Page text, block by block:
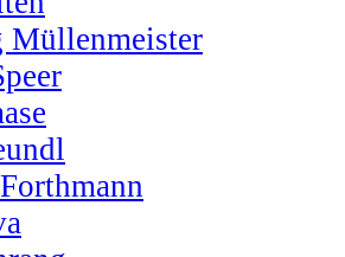
Müllenmeister